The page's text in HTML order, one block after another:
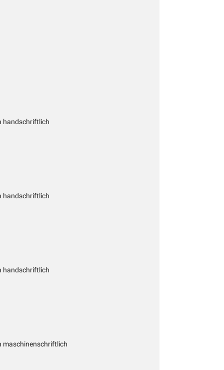
handschriftlich
handschriftlich
handschriftlich
maschinenschriftlich